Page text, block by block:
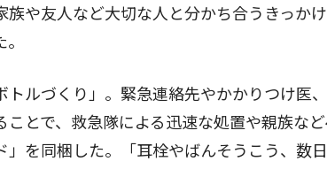
族や友人など大切な人と分かち合うきっか
ルづくり」。緊急連絡先やかかりつけ医
とで、救急隊による迅速な処置や親族な
」を同梱した。「耳栓やばんそうこう、数